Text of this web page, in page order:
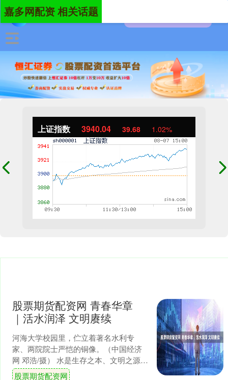
上证指数 3940.04 39.68 1.02%
嘉多网配资 相关话题
股票期货配资网 青春华章
｜活水润泽 文明赓续
河海大学校园里，伫立着著名水利专
家、两院院士严恺的铜像。（中国经济
网 邓浩/摄） 水是生存之本、文明之源。
水润华夏，泽被万物。在中华农耕文明
股票期货配资网